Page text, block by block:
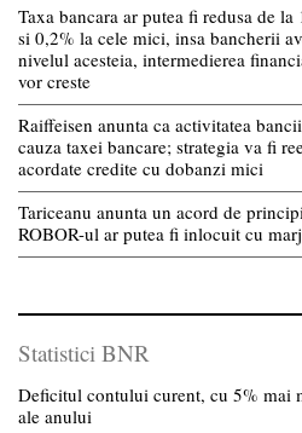
Taxa bancara ar putea fi redusa de
si 0,2% la cele mici, insa bancherii
nivelul acesteia, intermedierea
vor creste
Raiffeisen anunta ca activitatea
cauza taxei bancare; strategia va fi
acordate credite cu dobanzi mici
Tariceanu anunta un acord de
ROBOR-ul ar putea fi inlocuit cu
Statistici BNR
Deficitul contului curent, cu 5% mai
ale anului